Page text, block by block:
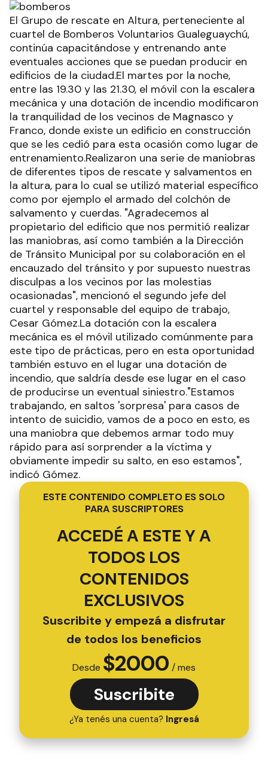
El Grupo de rescate en Altura, perteneciente al
cuartel de Bomberos Voluntarios Gualeguaychú,
continúa capacitándose y entrenando ante
eventuales acciones que se puedan producir en
edificios de la ciudad.El martes por la noche,
entre las 19.30 y las 21.30, el móvil con la escalera
mecánica y una dotación de incendio modificaron
la tranquilidad de los vecinos de Magnasco y
Franco, donde existe un edificio en construcción
que se les cedió para esta ocasión como lugar de
entrenamiento.Realizaron una serie de maniobras
de diferentes tipos de rescate y salvamentos en
la altura, para lo cual se utilizó material específico
como por ejemplo el armado del colchón de
salvamento y cuerdas. "Agradecemos al
propietario del edificio que nos permitió realizar
las maniobras, así como también a la Dirección
de Tránsito Municipal por su colaboración en el
encauzado del tránsito y por supuesto nuestras
disculpas a los vecinos por las molestias
ocasionadas", mencionó el segundo jefe del
cuartel y responsable del equipo de trabajo,
Cesar Gómez.La dotación con la escalera
mecánica es el móvil utilizado comúnmente para
este tipo de prácticas, pero en esta oportunidad
también estuvo en el lugar una dotación de
incendio, que saldría desde ese lugar en el caso
de producirse un eventual siniestro."Estamos
trabajando, en saltos 'sorpresa' para casos de
intento de suicidio, vamos de a poco en esto, es
una maniobra que debemos armar todo muy
rápido para así sorprender a la víctima y
obviamente impedir su salto, en eso estamos",
indicó Gómez.
ESTE CONTENIDO COMPLETO ES SOLO
PARA SUSCRIPTORES
ACCEDÉ A ESTE Y A
TODOS LOS
CONTENIDOS
EXCLUSIVOS
Suscribite y empezá a disfrutar
de todos los beneficios
Desde $2000 / mes
Suscribite
¿Ya tenés una cuenta? Ingresá